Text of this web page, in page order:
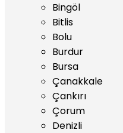
Bingöl
Bitlis
Bolu
Burdur
Bursa
Çanakkale
Çankırı
Çorum
Denizli